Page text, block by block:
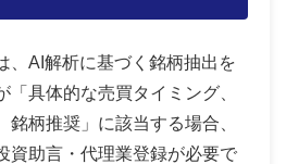
、AI解析に基づく銘柄抽出を
具体的な売買タイミング、
銘柄推奨」に該当する場合、
資助言・代理業登録が必要で